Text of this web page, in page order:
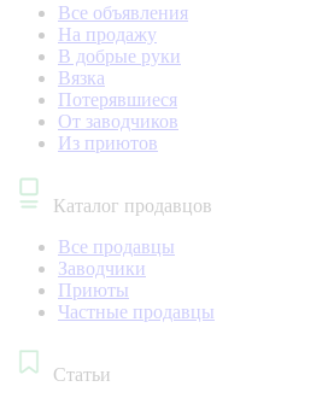
Все объявления
На продажу
В добрые руки
Вязка
Потерявшиеся
От заводчиков
Из приютов
Каталог продавцов
Все продавцы
Заводчики
Приюты
Частные продавцы
Статьи